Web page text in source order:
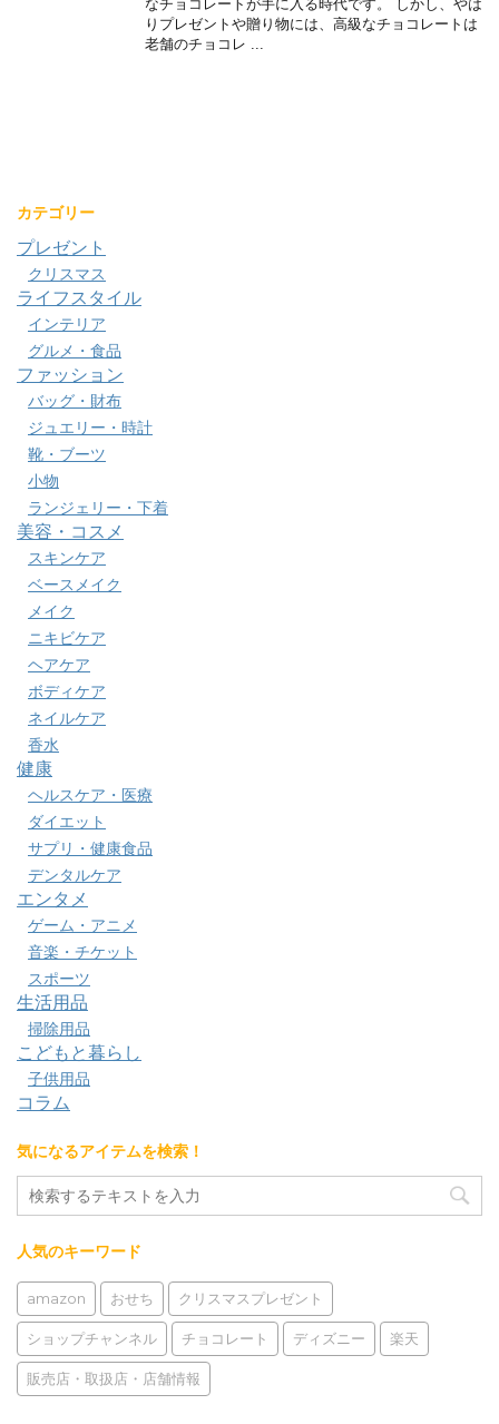
なチョコレートが手に入る時代です。 しかし、やは
りプレゼントや贈り物には、高級なチョコレートは
老舗のチョコレ ...
カテゴリー
プレゼント
クリスマス
ライフスタイル
インテリア
グルメ・食品
ファッション
バッグ・財布
ジュエリー・時計
靴・ブーツ
小物
ランジェリー・下着
美容・コスメ
スキンケア
ベースメイク
メイク
ニキビケア
ヘアケア
ボディケア
ネイルケア
香水
健康
ヘルスケア・医療
ダイエット
サプリ・健康食品
デンタルケア
エンタメ
ゲーム・アニメ
音楽・チケット
スポーツ
生活用品
掃除用品
こどもと暮らし
子供用品
コラム
気になるアイテムを検索！
人気のキーワード
amazon おせち クリスマスプレゼント
ショップチャンネル チョコレート ディズニー 楽天
販売店・取扱店・店舗情報